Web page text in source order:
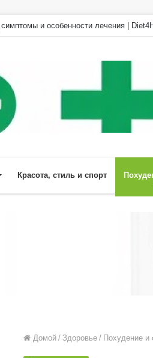
и особенности лечения |
Красота, стиль и спорт
Домой / Здоровье / Похудение и